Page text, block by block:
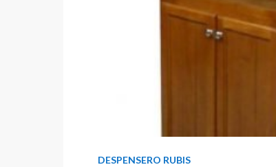
DESPENSERO RUBIS